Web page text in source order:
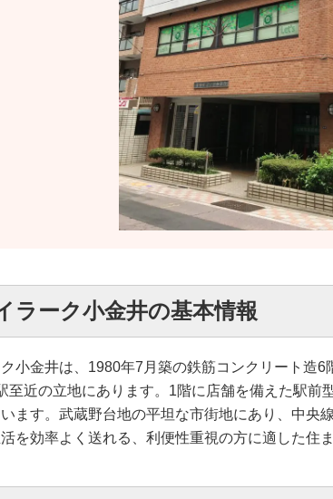
ラーク小金井の基本情報
小金井は、1980年7月築の鉄筋コンクリート造
至近の立地にあります。1階に店舗を備えた駅
ます。武蔵野台地の平坦な市街地にあり、中央
を効率よく送れる、利便性重視の方に適した住ま